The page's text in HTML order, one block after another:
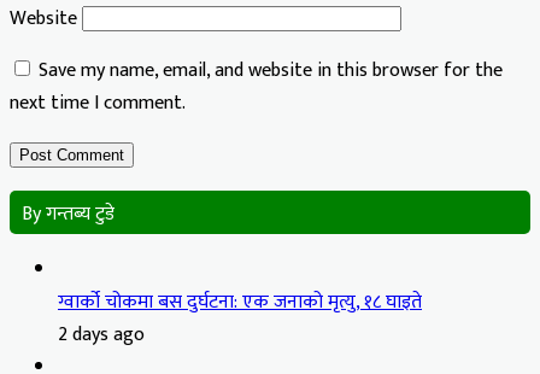
Website
Save my name, email, and website in this browser for the
next time I comment.
By गन्तब्य टुडे
ग्वार्को चोकमा बस दुर्घटना: एक जनाको मृत्यु, १८ घाइते
2 days ago